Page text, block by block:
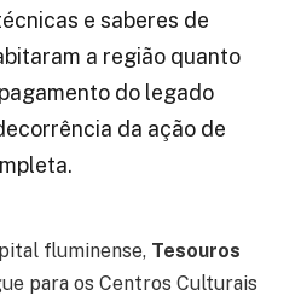
e saberes de
a região quanto
do legado
da ação de
fluminense, Tesouros
para os Centros Culturais